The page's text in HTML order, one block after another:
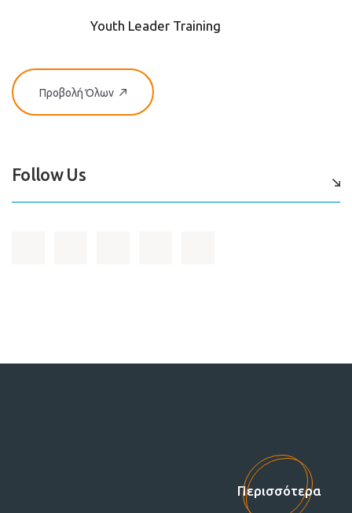
Youth Leader Training
Προβολή Όλων
Follow Us
Περισσότερα